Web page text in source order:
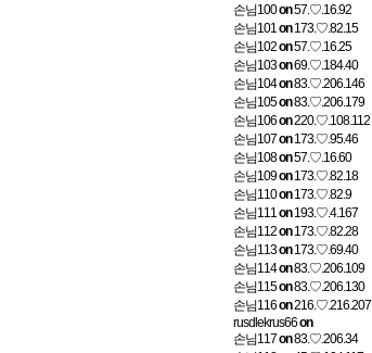
손님100on57.♡.16.92
손님101on 173.♡.82.15
손님102on57.♡.16.25
손님103on69.♡.184.40
손님104on83.♡.206.146
손님105on83.♡.206.179
손님106on220.♡.108.112
손님107on 173.♡.95.46
손님108on57.♡.16.60
손님109on 173.♡.82.18
손님110on 173.♡.82.9
손님111on 193.♡.4.167
손님112on 173.♡.82.28
손님113on 173.♡.69.40
손님114on83.♡.206.109
손님115on83.♡.206.130
손님116on216.♡.216.207
rusdlekrus66on
손님117on83.♡.206.34